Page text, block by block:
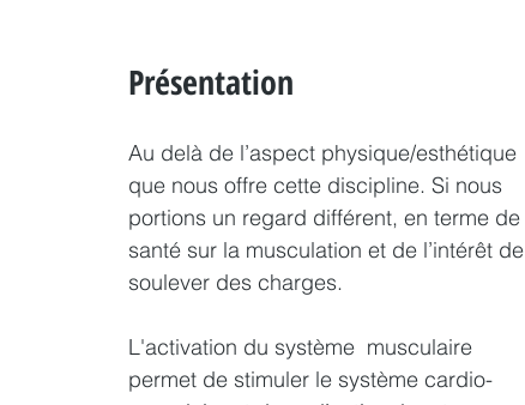
Présentation
Au delà de l’aspect physique/esthétique
que nous offre cette discipline. Si nous
portions un regard différent, en terme de
santé sur la musculation et de l’intérêt de
soulever des charges.
L'activation du système  musculaire
permet de stimuler le système cardio-